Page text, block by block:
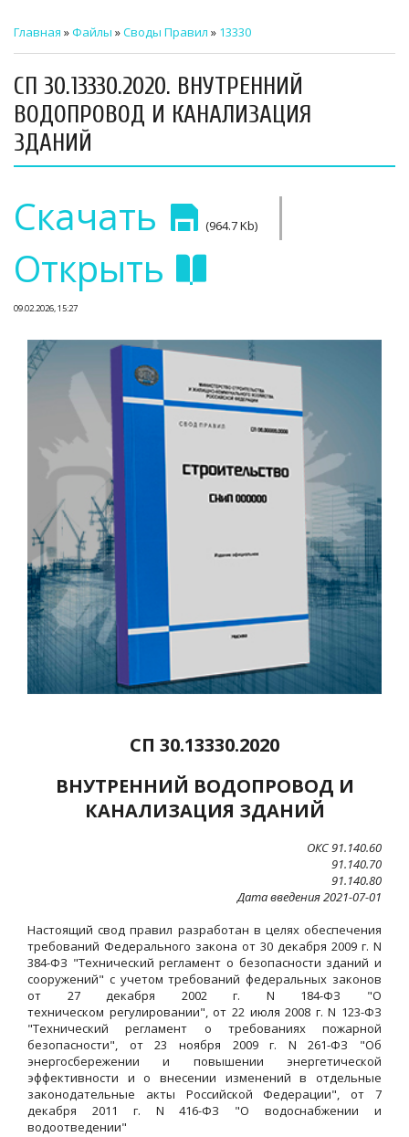
СТРОИТЕЛЬНЫЙ КОНТРОЛЬ
СТРОИТЕЛЬНЫЙ АУДИТ
О НАС
ПРЕССА
Главная »Файлы »Своды Правил » 13330
СП 30.13330.2020. ВНУТРЕННИЙ
ВОДОПРОВОД И КАНАЛИЗАЦИЯ
ЗДАНИЙ
Скачать (964.7 Kb) |
Открыть
09.02.2026, 15:27
СП 30.13330.2020
ВНУТРЕННИЙ ВОДОПРОВОД И
КАНАЛИЗАЦИЯ ЗДАНИЙ
ОКС 91.140.60
91.140.70
91.140.80
Дата введения 2021-07-01
Настоящий свод правил разработан в целях обеспечения
требований Федерального закона от 30 декабря 2009 г. N
384-ФЗ "Технический регламент о безопасности зданий и
сооружений" с учетом требований федеральных законов
от 27 декабря 2002 г. N 184-ФЗ "О
техническом регулировании", от 22 июля 2008 г. N 123-ФЗ
"Технический регламент о требованиях пожарной
безопасности", от 23 ноября 2009 г. N 261-ФЗ "Об
энергосбережении и повышении энергетической
эффективности и о внесении изменений в отдельные
законодательные акты Российской Федерации", от 7
декабря 2011 г. N 416-ФЗ "О водоснабжении и
водоотведении"